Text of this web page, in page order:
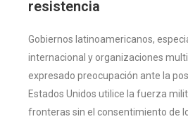
resistencia
Gobiernos latinoamericanos,
internacional y organizaciones
expresado preocupación ante la
Estados Unidos utilice la fuerza
fronteras sin el consentimiento de